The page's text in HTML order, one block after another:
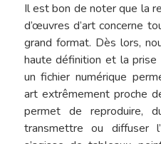
Il est bon de noter que la
d’œuvres d’art concerne
grand format. Dès lors,
haute définition et la
un fichier numérique
art extrêmement proche
permet de reproduire,
transmettre ou diffuser